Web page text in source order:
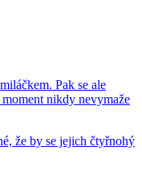
Pak se ale
nikdy nevymaže
že by se jejich čtyřnohý